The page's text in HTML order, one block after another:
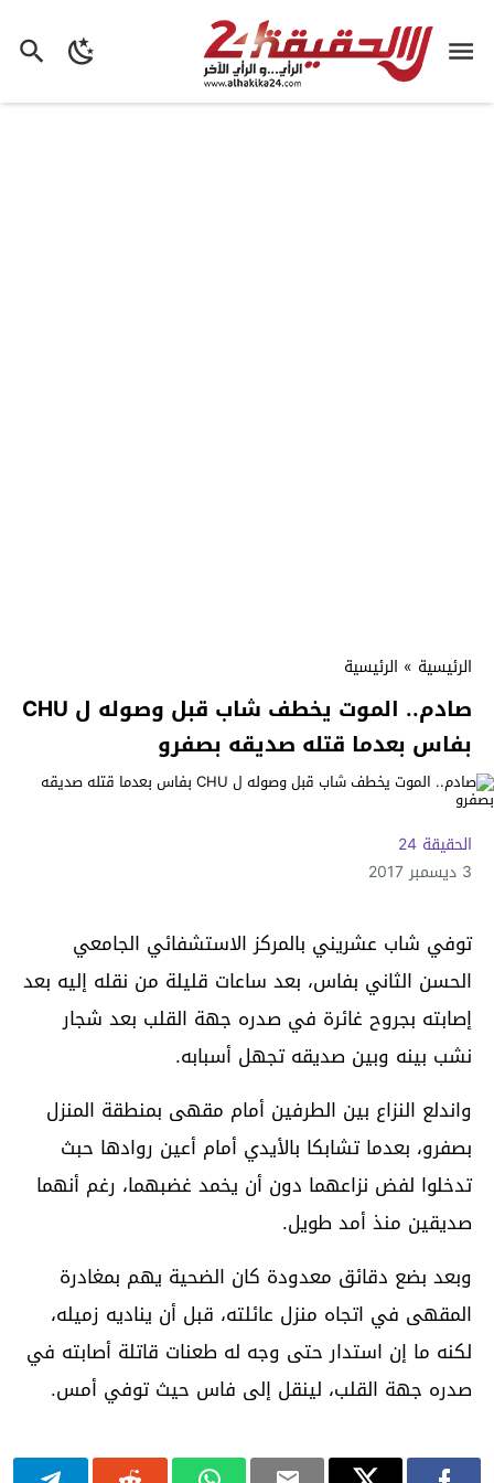
الرئيسية » الرئيسية
صادم.. الموت يخطف شاب قبل وصوله ل CHU
بفاس بعدما قتله صديقه بصفرو
الحقيقة 24
3 ديسمبر 2017
توفي شاب عشريني بالمركز الاستشفائي الجامعي
الحسن الثاني بفاس، بعد ساعات قليلة من نقله إليه بعد
إصابته بجروح غائرة في صدره جهة القلب بعد شجار
نشب بينه وبين صديقه تجهل أسبابه.
واندلع النزاع بين الطرفين أمام مقهى بمنطقة المنزل
بصفرو، بعدما تشابكا بالأيدي أمام أعين روادها حبث
تدخلوا لفض نزاعهما دون أن يخمد غضبهما، رغم أنهما
صديقين منذ أمد طويل.
وبعد بضع دقائق معدودة كان الضحية يهم بمغادرة
المقهى في اتجاه منزل عائلته، قبل أن يناديه زميله،
لكنه ما إن استدار حتى وجه له طعنات قاتلة أصابته في
صدره جهة القلب، لينقل إلى فاس حيث توفي أمس.